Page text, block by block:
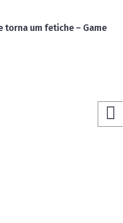
torna um fetiche – Game